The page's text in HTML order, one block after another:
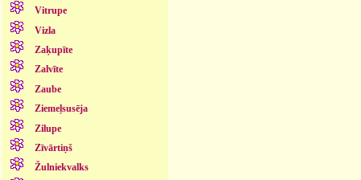
Vitrupe
Vizla
Zaķupīte
Zalvīte
Zaube
Ziemeļsusēja
Zilupe
Zīvārtiņš
Žulniekvalks